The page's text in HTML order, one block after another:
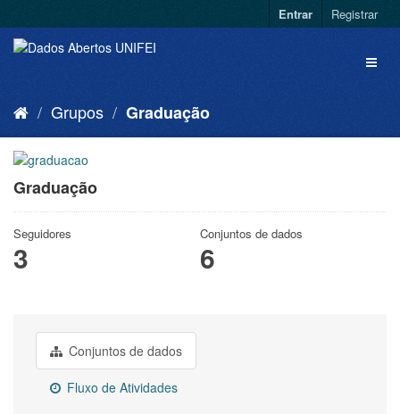
Entrar Registrar
Grupos Graduação
Graduação
Seguidores
3
Conjuntos de dados
6
Conjuntos de dados
Fluxo de Atividades